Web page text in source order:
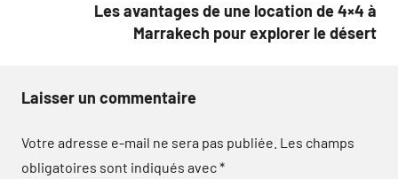
Les avantages de une location de 4×4 à
Marrakech pour explorer le désert
Laisser un commentaire
Votre adresse e-mail ne sera pas publiée. Les champs
obligatoires sont indiqués avec*